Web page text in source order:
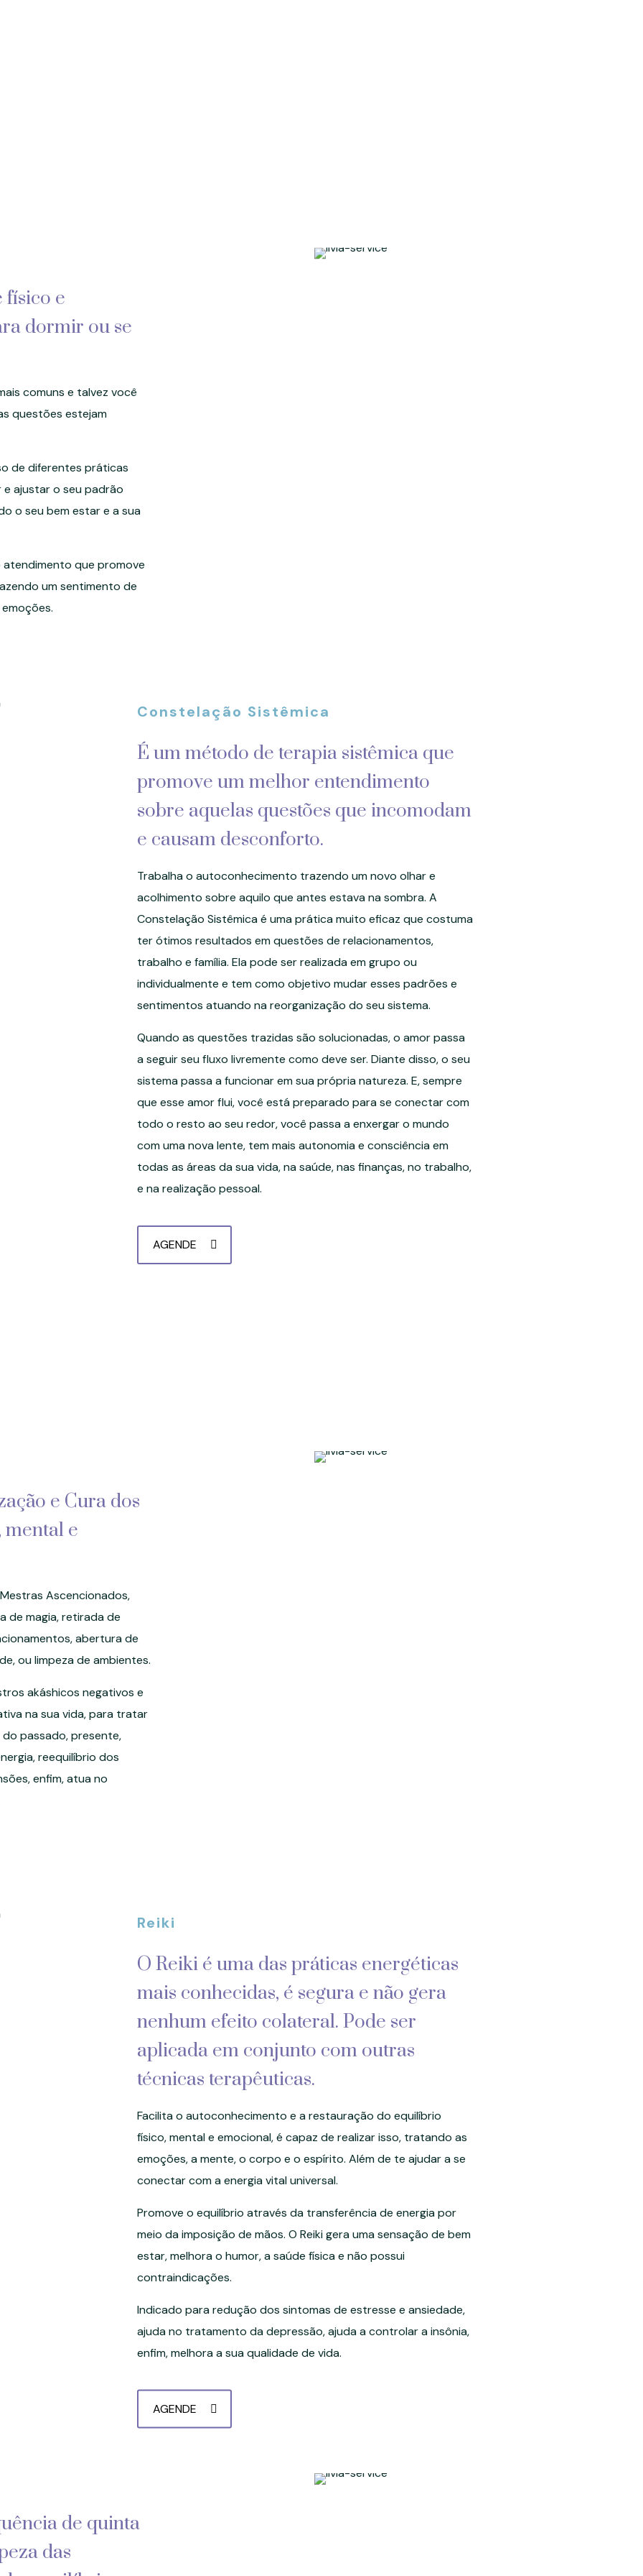
físico e
dormir ou se
comuns e talvez você
questões estejam
de diferentes práticas
ajustar o seu padrão
o seu bem estar e a sua
que promove
um sentimento de
Constelação Sistêmica
É um método de terapia sistêmica que
promove um melhor entendimento
sobre aquelas questões que incomodam
e causam desconforto.
Trabalha o autoconhecimento trazendo um novo olhar e
acolhimento sobre aquilo que antes estava na sombra. A
Constelação Sistêmica é uma prática muito eficaz que costuma
ter ótimos resultados em questões de relacionamentos,
trabalho e família. Ela pode ser realizada em grupo ou
individualmente e tem como objetivo mudar esses padrões e
sentimentos atuando na reorganização do seu sistema.
Quando as questões trazidas são solucionadas, o amor passa
a seguir seu fluxo livremente como deve ser. Diante disso, o seu
sistema passa a funcionar em sua própria natureza. E, sempre
que esse amor flui, você está preparado para se conectar com
todo o resto ao seu redor, você passa a enxergar o mundo
com uma nova lente, tem mais autonomia e consciência em
todas as áreas da sua vida, na saúde, nas finanças, no trabalho,
e na realização pessoal.
AGENDE
e Cura dos
mental e
Ascencionados,
de magia, retirada de
abertura de
ou limpeza de ambientes.
akáshicos negativos e
na sua vida, para tratar
passado, presente,
reequilíbrio dos
enfim, atua no
Reiki
O Reiki é uma das práticas energéticas
mais conhecidas, é segura e não gera
nenhum efeito colateral. Pode ser
aplicada em conjunto com outras
técnicas terapêuticas.
Facilita o autoconhecimento e a restauração do equilíbrio
físico, mental e emocional, é capaz de realizar isso, tratando as
emoções, a mente, o corpo e o espírito. Além de te ajudar a se
conectar com a energia vital universal.
Promove o equilíbrio através da transferência de energia por
meio da imposição de mãos. O Reiki gera uma sensação de bem
estar, melhora o humor, a saúde física e não possui
contraindicações.
Indicado para redução dos sintomas de estresse e ansiedade,
ajuda no tratamento da depressão, ajuda a controlar a insônia,
enfim, melhora a sua qualidade de vida.
AGENDE
de quinta
das